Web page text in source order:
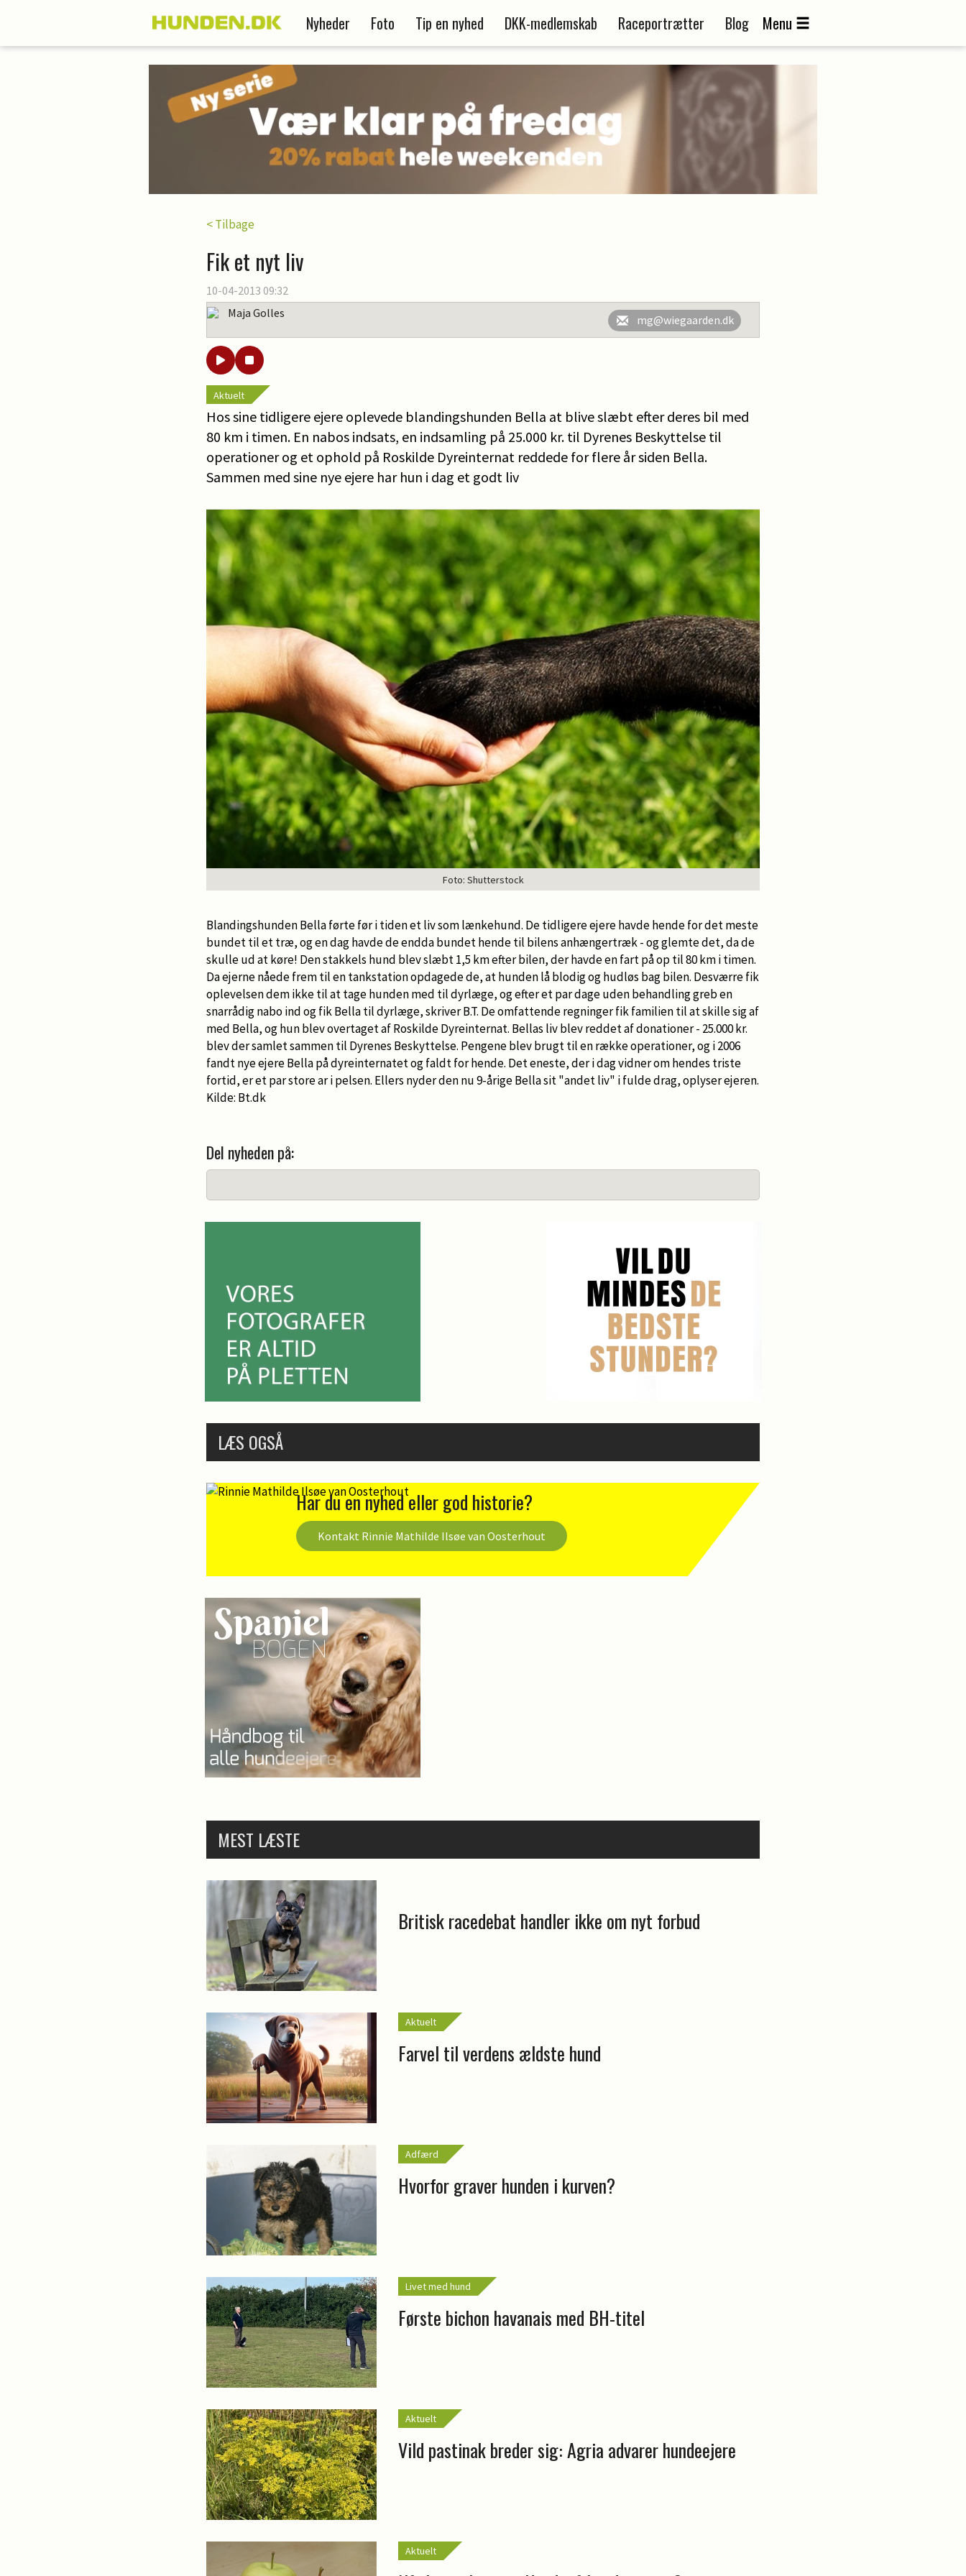
Nyheder Foto Tip en nyhed DKK-medlemskab Raceportrætter Blog Menu
< Tilbage
Fik et nyt liv
10-04-2013 09:32
Maja Golles
mg@wiegaarden.dk
Aktuelt
Hos sine tidligere ejere oplevede blandingshunden Bella at blive slæbt efter deres bil med
80 km i timen. En nabos indsats, en indsamling på 25.000 kr. til Dyrenes Beskyttelse til
operationer og et ophold på Roskilde Dyreinternat reddede for flere år siden Bella.
Sammen med sine nye ejere har hun i dag et godt liv
Foto: Shutterstock
Blandingshunden Bella førte før i tiden et liv som lænkehund. De tidligere ejere havde hende for det meste
bundet til et træ, og en dag havde de endda bundet hende til bilens anhængertræk - og glemte det, da de
skulle ud at køre! Den stakkels hund blev slæbt 1,5 km efter bilen, der havde en fart på op til 80 km i timen.
Da ejerne nåede frem til en tankstation opdagede de, at hunden lå blodig og hudløs bag bilen. Desværre fik
oplevelsen dem ikke til at tage hunden med til dyrlæge, og efter et par dage uden behandling greb en
snarrådig nabo ind og fik Bella til dyrlæge, skriver B.T. De omfattende regninger fik familien til at skille sig af
med Bella, og hun blev overtaget af Roskilde Dyreinternat. Bellas liv blev reddet af donationer - 25.000 kr.
blev der samlet sammen til Dyrenes Beskyttelse. Pengene blev brugt til en række operationer, og i 2006
fandt nye ejere Bella på dyreinternatet og faldt for hende. Det eneste, der i dag vidner om hendes triste
fortid, er et par store ar i pelsen. Ellers nyder den nu 9-årige Bella sit "andet liv" i fulde drag, oplyser ejeren.
Kilde: Bt.dk
Del nyheden på:
LÆS OGSÅ
Har du en nyhed eller god historie?
Kontakt Rinnie Mathilde Ilsøe van Oosterhout
MEST LÆSTE
Britisk racedebat handler ikke om nyt forbud
Aktuelt
Farvel til verdens ældste hund
Adfærd
Hvorfor graver hunden i kurven?
Livet med hund
Første bichon havanais med BH-titel
Aktuelt
Vild pastinak breder sig: Agria advarer hundeejere
Aktuelt